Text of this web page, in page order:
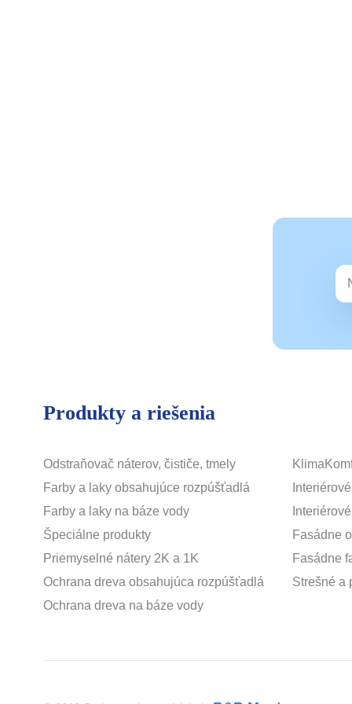
Produkty a riešenia
Odstraňovač náterov, čističe, tmely
Farby a laky obsahujúce rozpúšťadlá
Farby a laky na báze vody
Špeciálne produkty
Priemyselné nátery 2K a 1K
Ochrana dreva obsahujúca rozpúšťadlá
Ochrana dreva na báze vody
Fasádne
Fasádne
Strešné a